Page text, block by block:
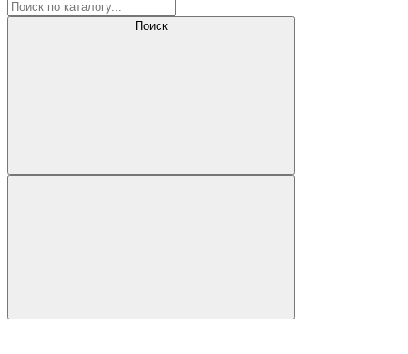
Поиск